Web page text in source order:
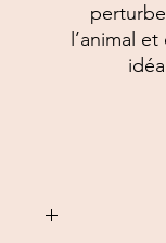
l’animal